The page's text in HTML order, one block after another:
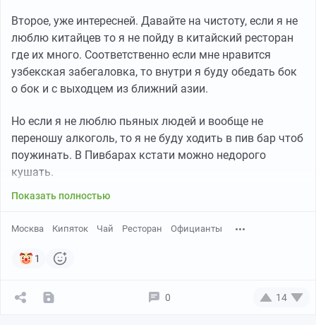
Второе, уже интересней. Давайте на чистоту, если я не
люблю китайцев то я не пойду в китайский ресторан
где их много. Соответственно если мне нравится
узбекская забегаловка, то внутри я буду обедать бок
о бок и с выходцем из ближний азии.
Но если я не люблю пьяных людей и вообще не
переношу алкоголь, то я не буду ходить в пив бар чтоб
поужинать. В Пивбарах кстати можно недорого
кушать.
Показать полностью
Москва Кипяток Чай Ресторан Официанты
1
0 14